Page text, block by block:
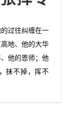
过往纠缠在一
地、他的大华
他的恩师；他
抹不掉，挥不